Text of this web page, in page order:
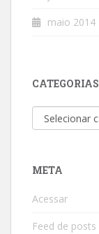
maio 2014
CATEGORIAS
Categorias
META
Acessar
Feed de posts